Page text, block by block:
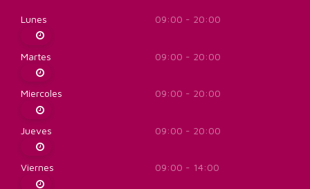
Lunes 09:00 - 20:00
Martes 09:00 - 20:00
Miercoles 09:00 - 20:00
Jueves 09:00 - 20:00
Viernes 09:00 - 14:00